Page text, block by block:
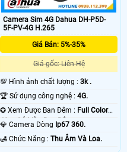
Camera Sim 4G Dahua DH-P5D-
5F-PV-4G H.265
Giá Bán: 5%-35%
Giá gốc: Liên Hệ
💯 Hình ảnh chất lượng :3k .
🏆 Sử dụng công nghệ :4G.
✪ Xem Được Ban Đêm : Full Color
40m Có Màu Ban Ðêm.
💎 Camera Dòng Ip67 360.
️🛃 Chức Năng :Thu Âm Và Loa.